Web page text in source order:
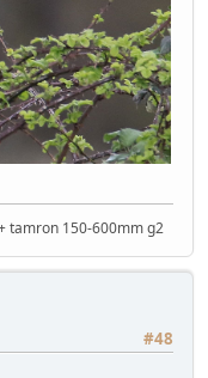
tamron 150-600mm g2
#48